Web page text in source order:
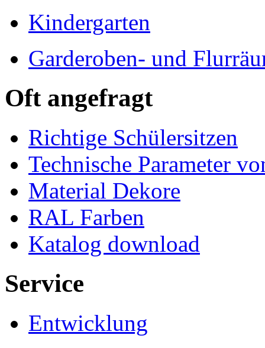
Kindergarten
Garderoben- und
Oft angefragt
Richtige Schülersitzen
Technische Parameter
Material Dekore
RAL Farben
Katalog download
Service
Entwicklung